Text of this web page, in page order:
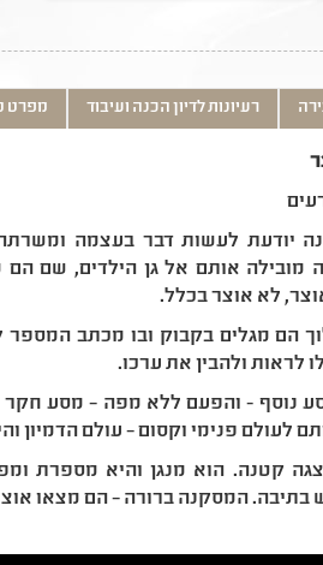
רעיונות לדיון הכנה ועיבוד מפרט
יודעת לעשות דבר בעצמה
אותם אל גן הילדים, שם הם
לא אוצר בכלל.
הם מגלים בקבוק ובו מכתב
לראות ולהבין את ערכו.
נוסף - והפעם ללא מפה – מסע
לעולם פנימי וקסום – עולם הדמיון
קטנה. הוא מנגן והיא מספרת
בתיבה. המסקנה ברורה – הם מצאו